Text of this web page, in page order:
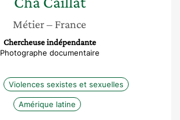
Métier– France
Chercheuse indépendante
Photographe documentaire
Violences sexistes et sexuelles
Amérique latine